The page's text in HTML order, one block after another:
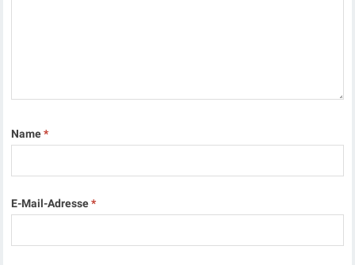
Name*
E-Mail-Adresse*